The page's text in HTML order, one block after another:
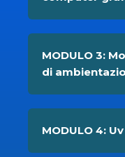
MODULO 3:
di
MODULO 4: